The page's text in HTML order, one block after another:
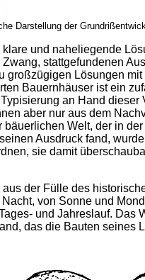
Darstellung der
und naheliegende
stattgefundenen
großzügigen Lösungen
Bauernhäuser ist ein
an Hand
aber nur aus dem
bäuerlichen Welt, der in
Ausdruck fand,
sie damit
der Fülle des
von Sonne und
und Jahreslauf. Das
das die Bauten seines